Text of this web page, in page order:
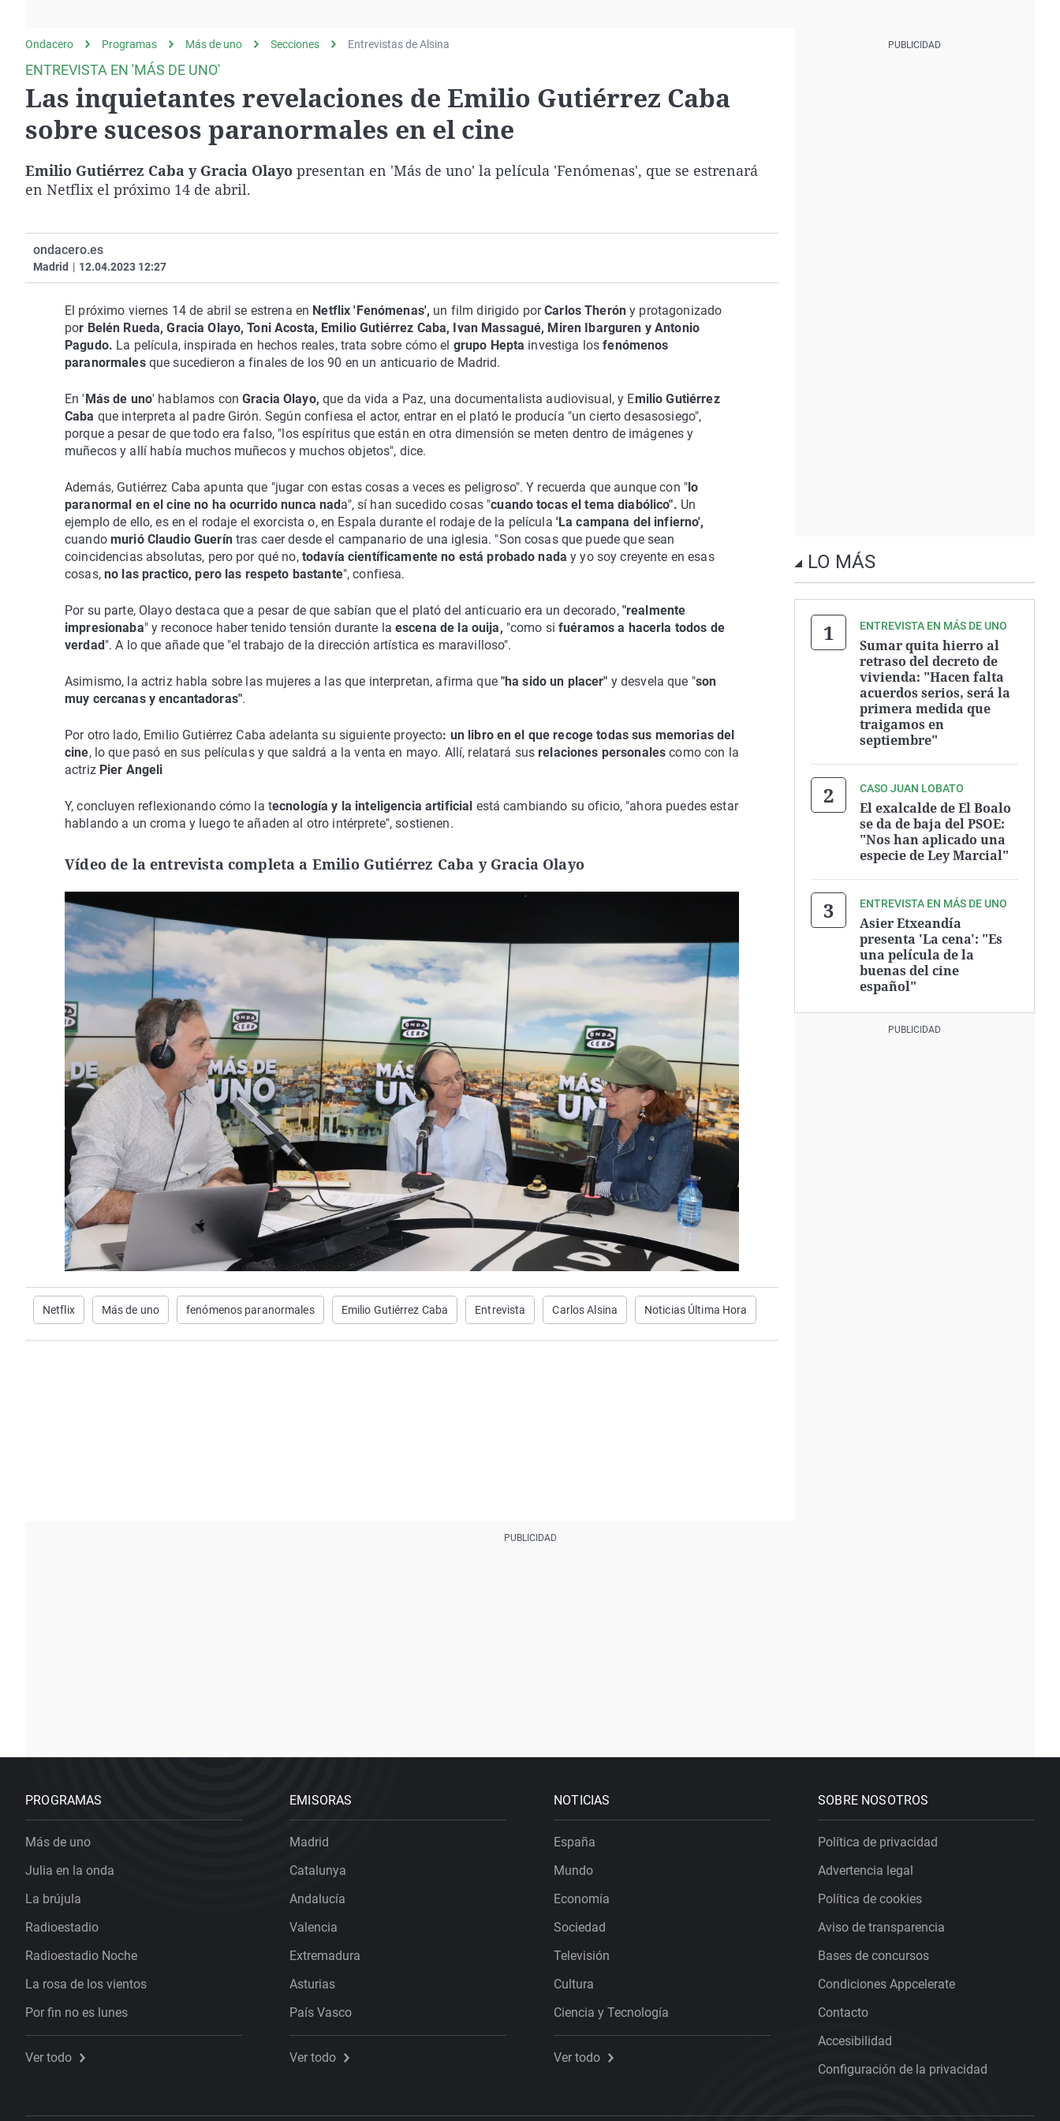
Como el perro y el
gato
Negra
Navarra
Ondacero Programas Más de uno Secciones Entrevistas de Alsina
ENTREVISTA EN 'MÁS DE UNO'
Las inquietantes revelaciones de Emilio Gutiérrez Caba
sobre sucesos paranormales en el cine
Emilio Gutiérrez Caba y Gracia Olayo presentan en 'Más de uno' la película 'Fenómenas', que se estrenará
en Netflix el próximo 14 de abril.
ondacero.es
Madrid | 12.04.2023 12:27
El próximo viernes 14 de abril se estrena en Netflix 'Fenómenas', un film dirigido porCarlos Therón y protagonizado
por Belén Rueda, Gracia Olayo, Toni Acosta, Emilio Gutiérrez Caba, Ivan Massagué, Miren Ibarguren y Antonio
Pagudo. La película, inspirada en hechos reales, trata sobre cómo el grupo Hepta investiga losfenómenos
paranormalesque sucedieron a finales de los 90 en un anticuario de Madrid.
En 'Más de uno' hablamos conGracia Olayo, que da vida a Paz, una documentalista audiovisual, y Emilio Gutiérrez
Caba que interpreta al padre Girón. Según confiesa el actor, entrar en el plató le producía "un cierto desasosiego",
porque a pesar de que todo era falso, "los espíritus que están en otra dimensión se meten dentro de imágenes y
muñecos y allí había muchos muñecos y muchos objetos", dice.
Además, Gutiérrez Caba apunta que "jugar con estas cosas a veces es peligroso". Y recuerda que aunque con "lo
paranormal en el cine no ha ocurrido nunca nada", sí han sucedido cosas "cuando tocas el tema diabólico". Un
ejemplo de ello, es en el rodaje el exorcista o, en Espala durante el rodaje de la película 'La campana del infierno',
cuando murió Claudio Gueríntras caer desde el campanario de una iglesia. "Son cosas que puede que sean
coincidencias absolutas, pero por qué no, todavía científicamente no está probado nada y yo soy creyente en esas
cosas, no las practico, pero las respeto bastante", confiesa.
Por su parte, Olayo destaca que a pesar de que sabían que el plató del anticuario era un decorado, "realmente
impresionaba" y reconoce haber tenido tensión durante la escena de la ouija, "como sifuéramos a hacerla todos de
verdad". A lo que añade que "el trabajo de la dirección artística es maravilloso".
Asimismo, la actriz habla sobre las mujeres a las que interpretan, afirma que "ha sido un placer" y desvela que "son
muy cercanas y encantadoras".
Por otro lado, Emilio Gutiérrez Caba adelanta su siguiente proyecto: un libro en el que recoge todas sus memorias del
cine, lo que pasó en sus películas y que saldrá a la venta en mayo. Allí, relatará sus relaciones personales como con la
actrizPier Angeli
Y, concluyen reflexionando cómo la tecnología y la inteligencia artificial está cambiando su oficio, "ahora puedes estar
hablando a un croma y luego te añaden al otro intérprete", sostienen.
Vídeo de la entrevista completa a Emilio Gutiérrez Caba y Gracia Olayo
Netflix Más de uno fenómenos paranormales Emilio Gutiérrez Caba Entrevista Carlos Alsina Noticias Última Hora
LO MÁS
ENTREVISTA EN MÁS DE UNO
Sumar quita hierro al
retraso del decreto de
vivienda: "Hacen falta
acuerdos serios, será la
primera medida que
traigamos en
septiembre"
CASO JUAN LOBATO
El exalcalde de El Boalo
se da de baja del PSOE:
"Nos han aplicado una
especie de Ley Marcial"
ENTREVISTA EN MÁS DE UNO
Asier Etxeandía
presenta 'La cena': "Es
una película de la
buenas del cine
español"
PROGRAMAS
Más de uno
Julia en la onda
La brújula
Radioestadio
Radioestadio Noche
La rosa de los vientos
Por fin no es lunes
Ver todo
EMISORAS
Madrid
Catalunya
Andalucía
Valencia
Extremadura
Asturias
País Vasco
Ver todo
NOTICIAS
España
Mundo
Economía
Sociedad
Televisión
Cultura
Ciencia y Tecnología
Ver todo
SOBRE NOSOTROS
Política de privacidad
Advertencia legal
Política de cookies
Aviso de transparencia
Bases de concursos
Condiciones Appcelerate
Contacto
Accesibilidad
Configuración de la privacidad